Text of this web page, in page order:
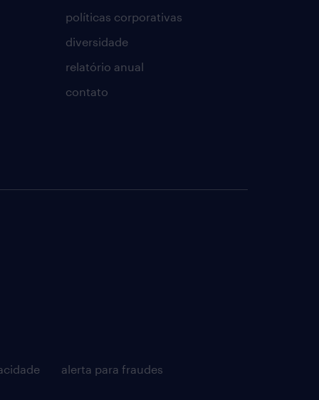
políticas corporativas
diversidade
relatório anual
contato
alerta para fraudes